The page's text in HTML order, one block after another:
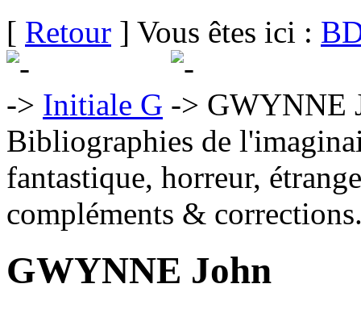
[ Retour ] Vous êtes ici :
Initiale G
GWYNNE
Bibliographies de
fantastique, horreur,
compléments &
GWYNNE John